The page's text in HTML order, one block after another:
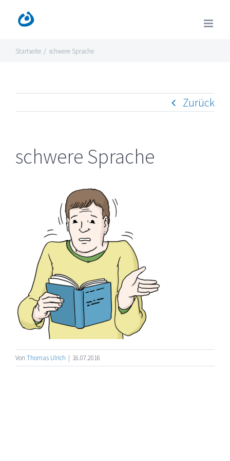
Inhalt
springen
Startseite / schwere Sprache
Zurück
schwere Sprache
Von Thomas Ulrich | 16.07.2016